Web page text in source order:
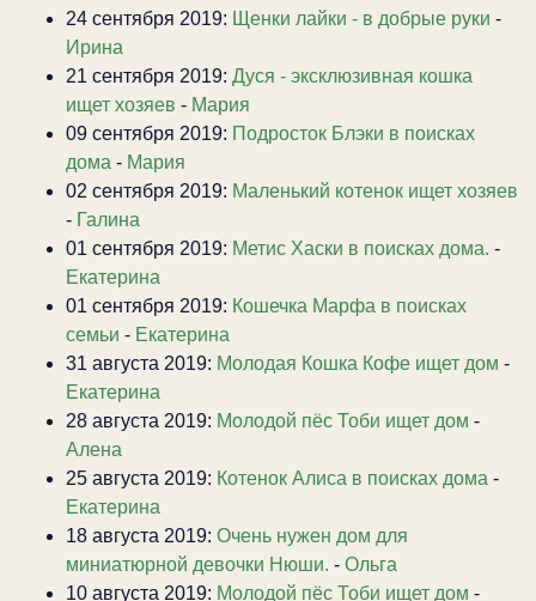
24 сентября 2019: Щенки лайки - в добрые руки -
Ирина
21 сентября 2019: Дуся - эксклюзивная кошка
ищет хозяев - Мария
09 сентября 2019: Подросток Блэки в поисках
дома - Мария
02 сентября 2019: Маленький котенок ищет хозяев
- Галина
01 сентября 2019: Метис Хаски в поисках дома. -
Екатерина
01 сентября 2019: Кошечка Марфа в поисках
семьи - Екатерина
31 августа 2019: Молодая Кошка Кофе ищет дом -
Екатерина
28 августа 2019: Молодой пёс Тоби ищет дом -
Алена
25 августа 2019: Котенок Алиса в поисках дома -
Екатерина
18 августа 2019: Очень нужен дом для
миниатюрной девочки Нюши. - Ольга
10 августа 2019: Молодой пёс Тоби ищет дом -